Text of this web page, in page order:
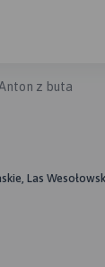
z buta
Las